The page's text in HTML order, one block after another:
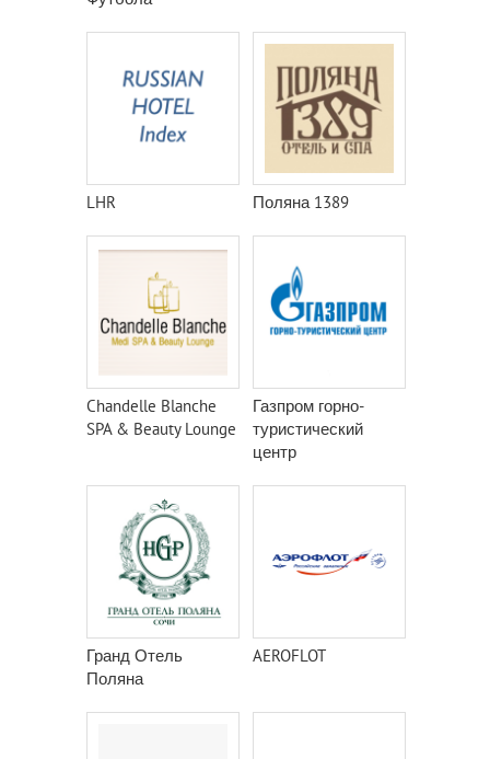
LHR Поляна 1389
Chandelle Blanche
SPA & Beauty Lounge
Газпром горно-
туристический
центр
Гранд Отель
Поляна
AEROFLOT